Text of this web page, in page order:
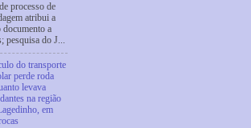
processo de
atribui a
documento a
pesquisa do J...
do transporte
perde roda
levava
na região
em